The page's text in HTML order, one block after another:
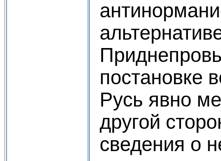
постановке
Русь явно
другой
сведения о